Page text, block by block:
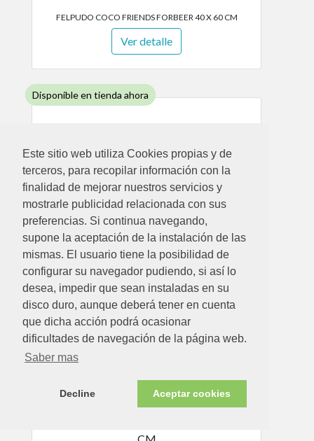
Este sitio web utiliza Cookies propias y de
terceros, para recopilar información con la
finalidad de mejorar nuestros servicios y
mostrarle publicidad relacionada con sus
preferencias. Si continua navegando,
supone la aceptación de la instalación de las
mismas. El usuario tiene la posibilidad de
configurar su navegador pudiendo, si así lo
desea, impedir que sean instaladas en su
disco duro, aunque deberá tener en cuenta
que dicha acción podrá ocasionar
dificultades de navegación de la página web.
Saber mas
Decline Aceptar cookies
FELPUDO COCO FRIENDS FORBEER 40 X 60 CM
Ver detalle
Disponible en tienda ahora
13.07€
FELPUDO COCO BE DIFFERENT 40 X 60 CM
Ver detalle
Disponible en tienda ahora